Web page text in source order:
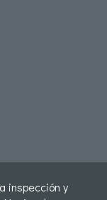
inspección y